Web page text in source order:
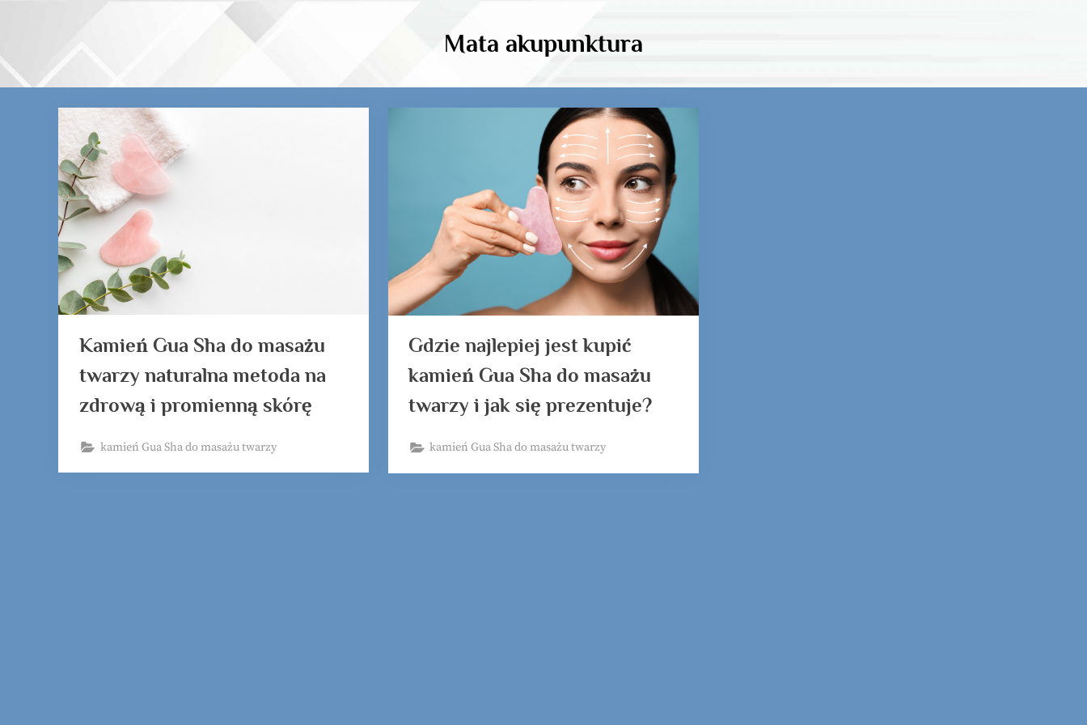
content
Mata akupunktura
Kategoria:
kamień
Gua
Sha
do
masażu
twarzy
Kamień Gua Sha do masażu
twarzy naturalna metoda na
zdrową i promienną skórę
kamień Gua Sha do masażu twarzy
Gdzie najlepiej jest kupić
kamień Gua Sha do masażu
twarzy i jak się prezentuje?
kamień Gua Sha do masażu twarzy